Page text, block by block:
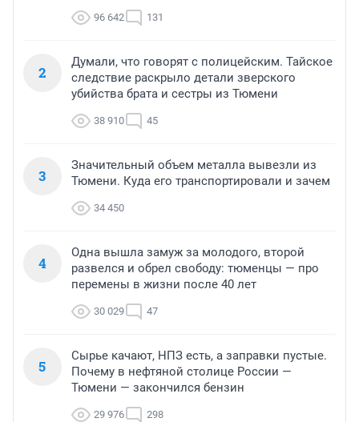
96 642 131
2
Думали, что говорят с полицейским. Тайское
следствие раскрыло детали зверского
убийства брата и сестры из Тюмени
38 910 45
3
Значительный объем металла вывезли из
Тюмени. Куда его транспортировали и зачем
34 450
4
Одна вышла замуж за молодого, второй
развелся и обрел свободу: тюменцы — про
перемены в жизни после 40 лет
30 029 47
5
Сырье качают, НПЗ есть, а заправки пустые.
Почему в нефтяной столице России —
Тюмени — закончился бензин
29 976 298